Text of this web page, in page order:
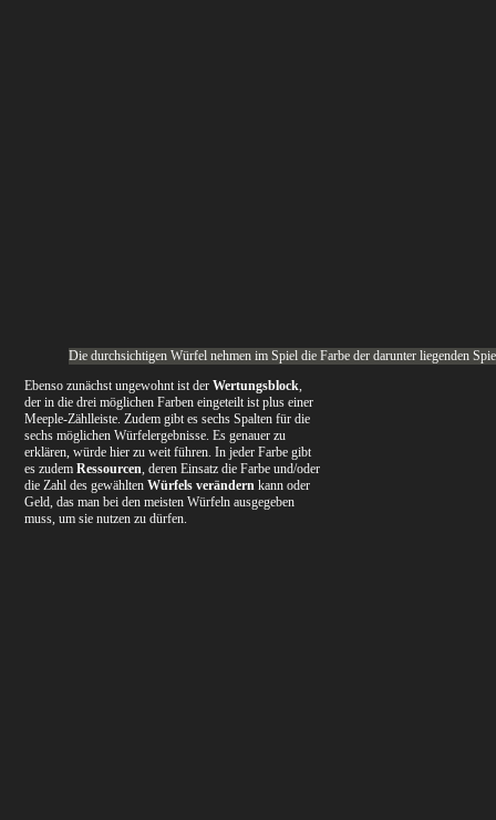
Die durchsichtigen Würfel nehmen im Spiel die Farbe der darunter liegenden
Ebenso zunächst ungewohnt ist derWertungsblock,
der in die drei möglichen Farben eingeteilt ist plus einer
Meeple-Zählleiste. Zudem gibt es sechs Spalten für die
sechs möglichen Würfelergebnisse. Es genauer zu
erklären, würde hier zu weit führen. In jeder Farbe gibt
es zudemRessourcen, deren Einsatz die Farbe und/oder
die Zahl des gewähltenWürfels verändern kann oder
Geld, das man bei den meisten Würfeln ausgegeben
muss, um sie nutzen zu dürfen.